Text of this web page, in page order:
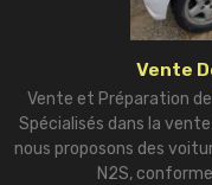
Vente
Vente et Préparation de
Spécialisés dans la
nous proposons des
N2S,